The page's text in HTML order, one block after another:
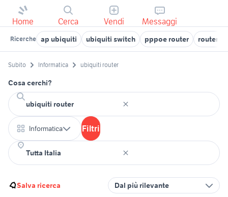
Home Cerca Vendi Messaggi
Ricerche ap ubiquiti ubiquiti switch pppoe router router
Subito Informatica ubiquiti router
Cosa cerchi?
Informatica Filtri
Salva ricerca Dal più rilevante